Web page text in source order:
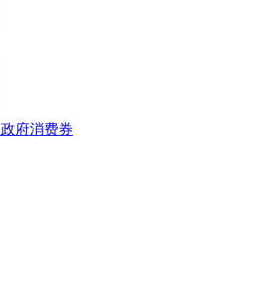
政府消费券